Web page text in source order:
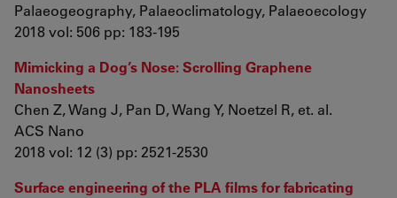
Palaeogeography, Palaeoclimatology, Palaeoecology
2018 vol: 506 pp: 183-195
Mimicking a Dog’s Nose: Scrolling Graphene
Nanosheets
Chen Z, Wang J, Pan D, Wang Y, Noetzel R, et. al.
ACS Nano
2018 vol: 12 (3) pp: 2521-2530
Surface engineering of the PLA films for fabricating